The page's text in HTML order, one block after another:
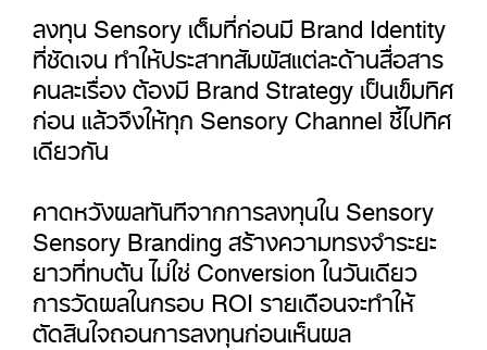
ลงทุน Sensory เต็มที่ก่อนมี Brand Identity
ที่ชัดเจน ทำให้ประสาทสัมผัสแต่ละด้านสื่อสาร
คนละเรื่อง ต้องมี Brand Strategy เป็นเข็มทิศ
ก่อน แล้วจึงให้ทุก Sensory Channel ชี้ไปทิศ
เดียวกัน
คาดหวังผลทันทีจากการลงทุนใน Sensory
Sensory Branding สร้างความทรงจำระยะ
ยาวที่ทบต้น ไม่ใช่ Conversion ในวันเดียว
การวัดผลในกรอบ ROI รายเดือนจะทำให้
ตัดสินใจถอนการลงทุนก่อนเห็นผล